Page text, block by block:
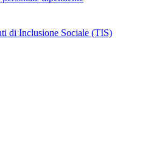
di Inclusione Sociale (TIS)